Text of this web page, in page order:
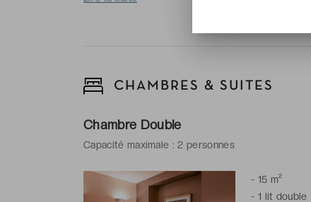
CHAMBRES & SUITES
Chambre Double
Capacité maximale : 2 personnes
- 15 m²
- 1 lit double